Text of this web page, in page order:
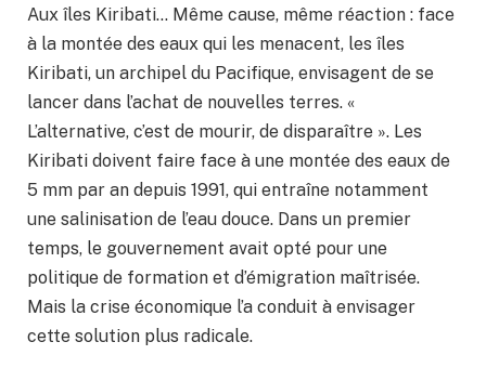
Aux îles Kiribati… Même cause, même réaction : face
à la montée des eaux qui les menacent, les îles
Kiribati, un archipel du Pacifique, envisagent de se
lancer dans l’achat de nouvelles terres. «
L’alternative, c’est de mourir, de disparaître ». Les
Kiribati doivent faire face à une montée des eaux de
5 mm par an depuis 1991, qui entraîne notamment
une salinisation de l’eau douce. Dans un premier
temps, le gouvernement avait opté pour une
politique de formation et d’émigration maîtrisée.
Mais la crise économique l’a conduit à envisager
cette solution plus radicale.